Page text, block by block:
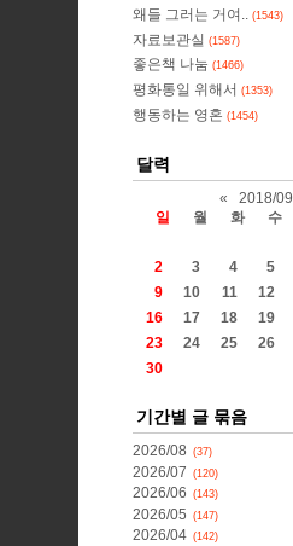
왜들 그러는 거여.. (1543)
자료보관실 (1587)
좋은책 나눔 (1466)
평화통일 위해서 (1353)
행동하는 영혼 (1454)
달력
« 2018/09
일
월 화 수
2
3 4 5
9
10 11 12
16
17 18 19
23
24 25 26
30
기간별 글 묶음
2026/08 (37)
2026/07 (120)
2026/06 (143)
2026/05 (147)
2026/04 (142)